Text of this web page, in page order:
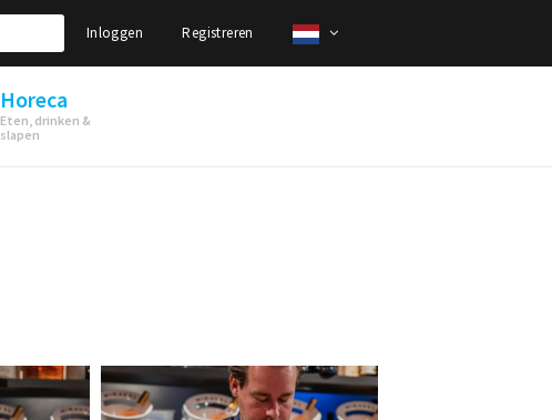
Inloggen Registreren
Horeca
Eten, drinken &
slapen